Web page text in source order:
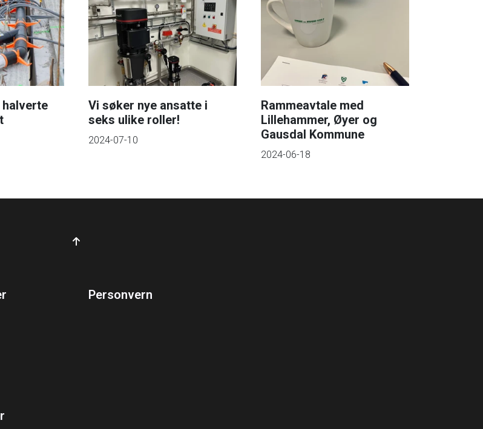
Vi søker nye ansatte i
seks ulike roller!
2024-07-10
Rammeavtale med
Lillehammer, Øyer og
Gausdal Kommune
2024-06-18
Personvern